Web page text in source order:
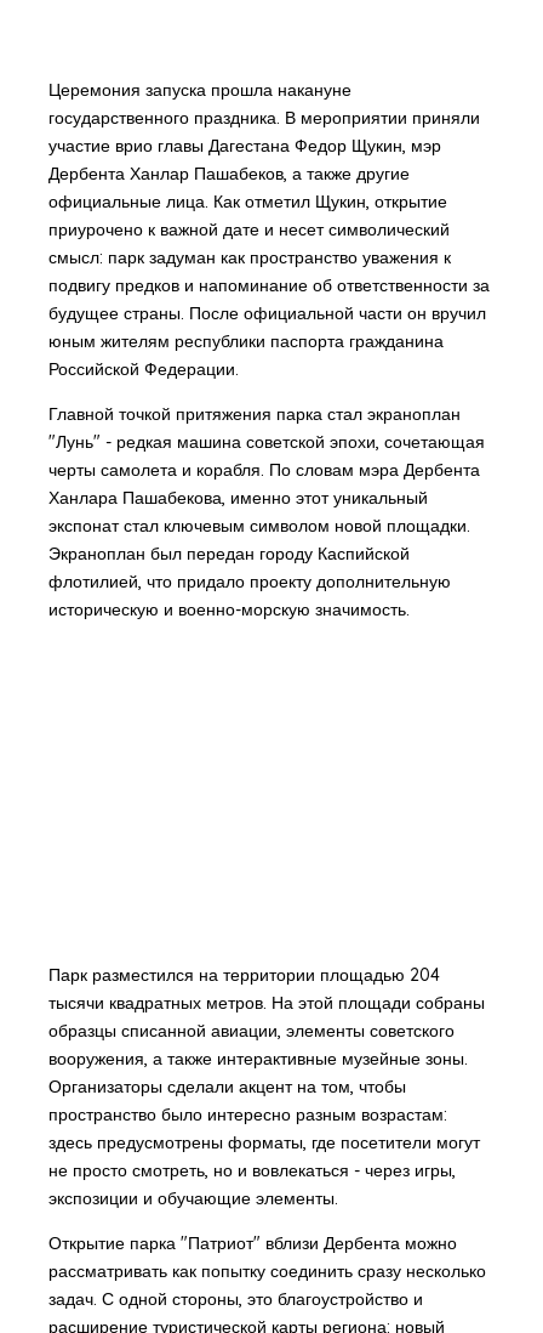
Церемония запуска прошла накануне
государственного праздника. В мероприятии приняли
участие врио главы Дагестана Федор Щукин, мэр
Дербента Ханлар Пашабеков, а также другие
официальные лица. Как отметил Щукин, открытие
приурочено к важной дате и несет символический
смысл: парк задуман как пространство уважения к
подвигу предков и напоминание об ответственности за
будущее страны. После официальной части он вручил
юным жителям республики паспорта гражданина
Российской Федерации.
Главной точкой притяжения парка стал экраноплан
"Лунь" - редкая машина советской эпохи, сочетающая
черты самолета и корабля. По словам мэра Дербента
Ханлара Пашабекова, именно этот уникальный
экспонат стал ключевым символом новой площадки.
Экраноплан был передан городу Каспийской
флотилией, что придало проекту дополнительную
историческую и военно-морскую значимость.
Парк разместился на территории площадью 204
тысячи квадратных метров. На этой площади собраны
образцы списанной авиации, элементы советского
вооружения, а также интерактивные музейные зоны.
Организаторы сделали акцент на том, чтобы
пространство было интересно разным возрастам:
здесь предусмотрены форматы, где посетители могут
не просто смотреть, но и вовлекаться - через игры,
экспозиции и обучающие элементы.
Открытие парка "Патриот" вблизи Дербента можно
рассматривать как попытку соединить сразу несколько
задач. С одной стороны, это благоустройство и
расширение туристической карты региона: новый